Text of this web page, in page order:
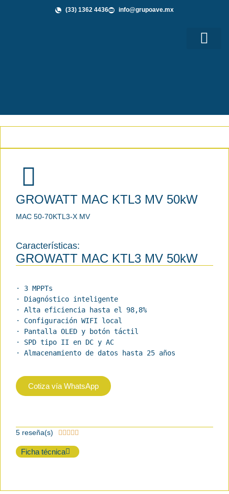
(33) 1362 4436 info@grupoave.mx
GROWATT MAC KTL3 MV 50kW
MAC 50-70KTL3-X MV
Características:
GROWATT MAC KTL3 MV 50kW
· 3 MPPTs
· Diagnóstico inteligente
· Alta eficiencia hasta el 98,8%
· Configuración WIFI local
· Pantalla OLED y botón táctil
· SPD tipo II en DC y AC
· Almacenamiento de datos hasta 25 años
Cotiza vía WhatsApp
5 reseña(s)     
Ficha técnica